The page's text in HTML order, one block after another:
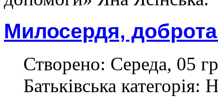
Милосердя,
Створено: Середа, 05
Батьківська категорія: